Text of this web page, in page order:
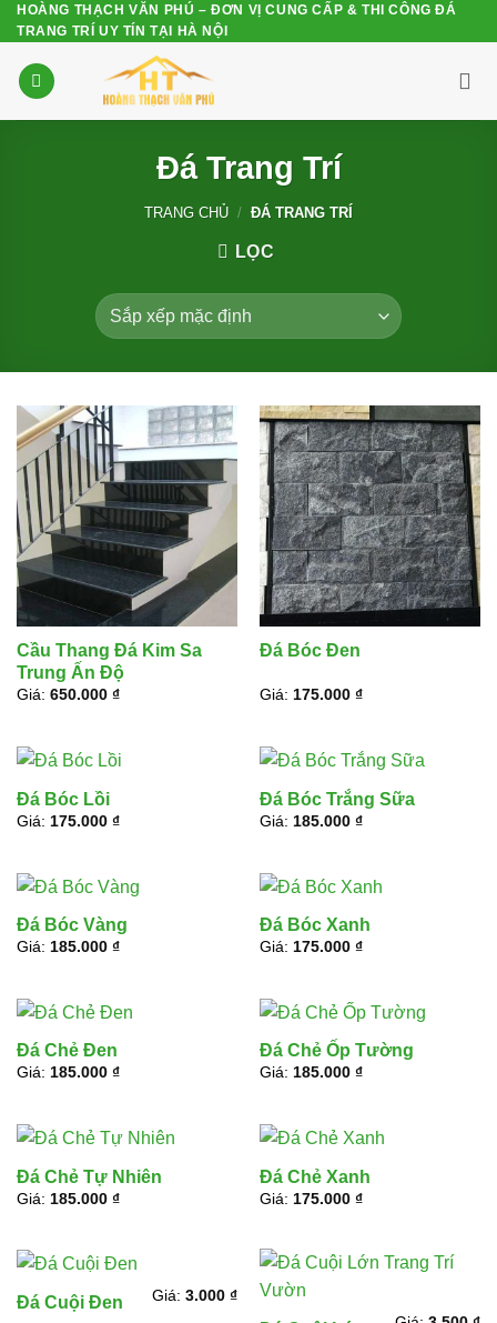
Bỏ
qua
nội
dung
HOÀNG THẠCH VĂN PHÚ – ĐƠN VỊ CUNG CẤP & THI CÔNG ĐÁ
TRANG TRÍ UY TÍN TẠI HÀ NỘI
Đá Trang Trí
TRANG CHỦ / ĐÁ TRANG TRÍ
LỌC
Cầu Thang Đá Kim Sa
Trung Ấn Độ
Giá: 650.000 ₫
Đá Bóc Đen
Giá: 175.000 ₫
Đá Bóc Lồi
Giá: 175.000 ₫
Đá Bóc Trắng Sữa
Giá: 185.000 ₫
Đá Bóc Vàng
Giá: 185.000 ₫
Đá Bóc Xanh
Giá: 175.000 ₫
Đá Chẻ Đen
Giá: 185.000 ₫
Đá Chẻ Ốp Tường
Giá: 185.000 ₫
Đá Chẻ Tự Nhiên
Giá: 185.000 ₫
Đá Chẻ Xanh
Giá: 175.000 ₫
Đá Cuội Đen Giá:3.000₫